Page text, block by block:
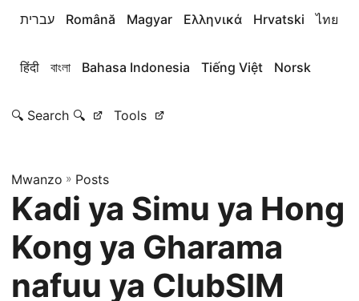
עברית Română Magyar Ελληνικά Hrvatski ไทย
हिंदी বাংলা Bahasa Indonesia Tiếng Việt Norsk
🔍 Search 🔍 Tools
Mwanzo » Posts
Kadi ya Simu ya Hong
Kong ya Gharama
nafuu ya ClubSIM